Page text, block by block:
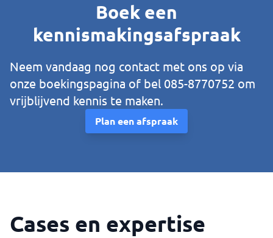
Boek een
kennismakingsafspraak
Neem vandaag nog contact met ons op via
onze boekingspagina of bel 085-8770752 om
vrijblijvend kennis te maken.
Plan een afspraak
Cases en expertise